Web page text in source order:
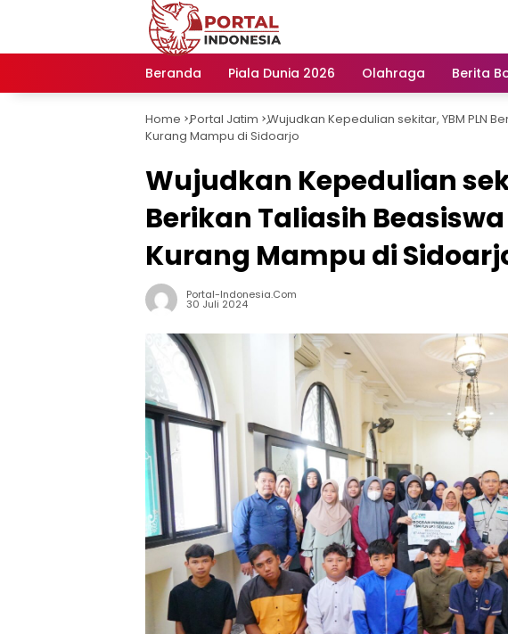
Beranda
Piala Dunia 2026 Olahraga Berita
Home -
Portal Jatim -
Wujudkan Kepedulian sekitar, YBM PLN
Kurang Mampu di Sidoarjo
Wujudkan Kepedulian
Berikan Taliasih
Kurang Mampu di
Portal-Indonesia.com
30 Juli 2024